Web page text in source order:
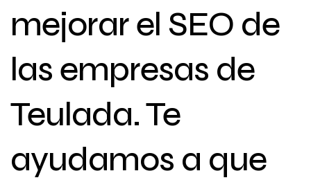
mejorar el SEO de
las empresas de
Teulada. Te
ayudamos a que